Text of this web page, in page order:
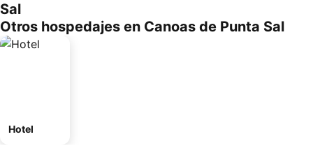
Sal
Otros hospedajes en Canoas de Punta Sal
Hotel